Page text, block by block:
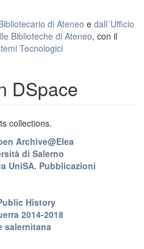
di Ateneo e dall´Ufficio
Biblioteche di Ateneo, con il
Tecnologici
DSpace
collections.
Archive@Elea
di Salerno
UniSA. Pubblicazioni
History
2014-2018
salernitana